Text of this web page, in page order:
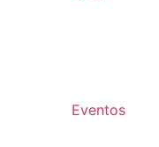
Eventos